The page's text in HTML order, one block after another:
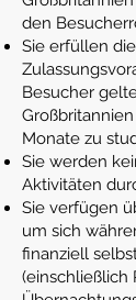
den
Sie erfüllen
Besucher
Monate zu
Sie werden
Aktivitäten
Sie verfügen
um sich
finanziell
(einschließlich